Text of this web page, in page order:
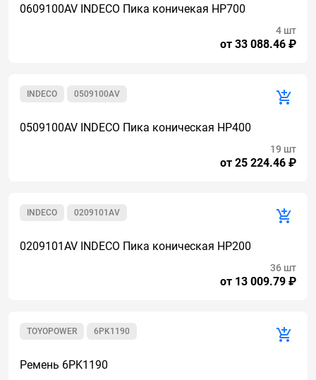
0609100AV INDECO Пика коничекая HP700
от 33 088.46 ₽
4 шт
0509100AV
INDECO
0509100AV INDECO Пика коническая HP400
от 25 224.46 ₽
19 шт
0209101AV
INDECO
0209101AV INDECO Пика коническая HP200
от 13 009.79 ₽
36 шт
6PK1190
TOYOPOWER
Ремень 6PK1190